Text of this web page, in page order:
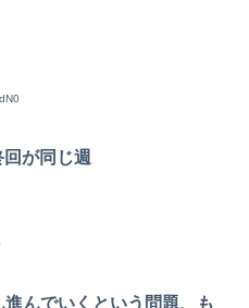
が同じ週
んでいくという問題、も